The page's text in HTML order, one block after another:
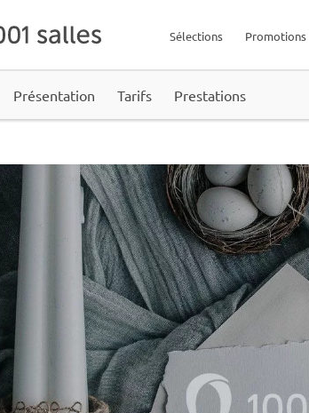
Promotions
Sélections
Présentation Tarifs Prestations